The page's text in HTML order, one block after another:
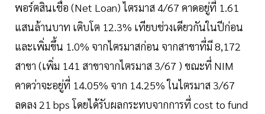
พอร์ตสินเชื่อ (Net Loan) ไตรมาส 4/67 คาดอยู่ที่ 1.61
แสนล้านบาท เติบโต 12.3% เทียบช่วงเดียวกันในปีก่อน
และเพิ่มขึ้น 1.0% จากไตรมาสก่อน จากสาขาที่มี 8,172
สาขา (เพิ่ม 141 สาขาจากไตรมาส 3/67 ) ขณะที่ NIM
คาดว่าจะอยู่ที่ 14.05% จาก 14.25% ในไตรมาส 3/67
ลดลง 21 bps โดยได้รับผลกระทบจากการที่ cost to fund